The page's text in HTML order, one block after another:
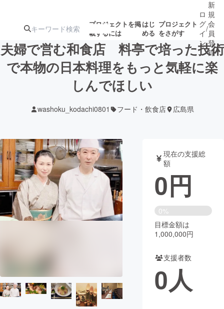
プロジェクトを掲
載するには
はじ
める
プロジェクト
をさがす
注目の新着プロ募集終了が近いプ
テクノロジー・ガジェット
映像・映画 書籍・雑誌
ビジネス・起業 チャレンジ
CAMPFIRE for Social Good CAMPFIRE Creation
CAMPFIREふるさと納税machi-ya コミュニティ
ロ
グ
イ
ン
/
新
規
会
員
登
録
夫婦で営む和食店 料亭で培った技術
で本物の日本料理をもっと気軽に楽
しんでほしい
washoku_kodachi0801 フード・飲食店 広島県
現在の支援総
額
0円
0%
目標金額は
1,000,000円
支援者数
0人